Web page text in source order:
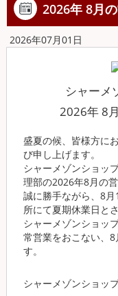
入居者サ
物件比較
トップペ
2026年 8月
2026年07月01日
シャーメ
2026年 8
盛夏の候、皆様方に
び申し上げます。
シャーメゾンショッ
理部の2026年8月の
誠に勝手ながら、8
所にて夏期休業日と
シャーメゾンショッ
常営業をおこない、
す。
シャーメゾンショッ